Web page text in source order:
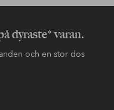
dyraste* varan.
och en stor dos